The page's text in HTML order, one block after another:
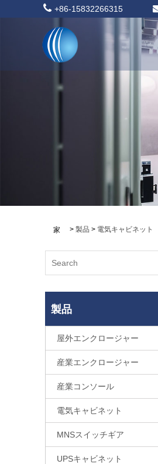
+86-15832266315
家 > 製品 > 電気キャビネット
製品
屋外エンクロージャー
産業エンクロージャー
産業コンソール
電気キャビネット
MNSスイッチギア
UPSキャビネット